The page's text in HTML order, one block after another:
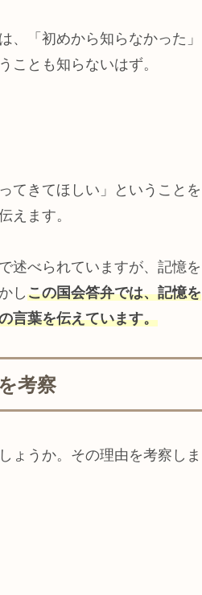
、「初めから知らなかった」
ことも知らないはず。
てきてほしい」ということを
えます。
述べられていますが、記憶を
しこの国会答弁では、記憶を
言葉を伝えています。
考察
ょうか。その理由を考察しま